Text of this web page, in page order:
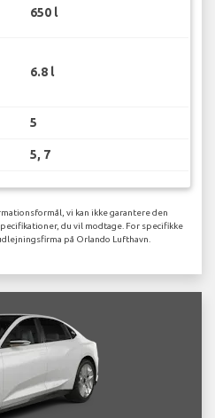
650 l
6.8 l
5
5, 7
vi kan ikke garantere den
du vil modtage. For specifikke
på Orlando Lufthavn.